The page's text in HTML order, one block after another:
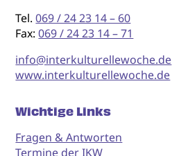
Tel.069 / 24 23 14 – 60
Fax:069 / 24 23 14 – 71
info@interkulturellewoche.de
www.interkulturellewoche.de
Wichtige Links
Fragen & Antworten
Termine der IKW